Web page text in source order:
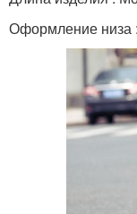
Оформление низа :